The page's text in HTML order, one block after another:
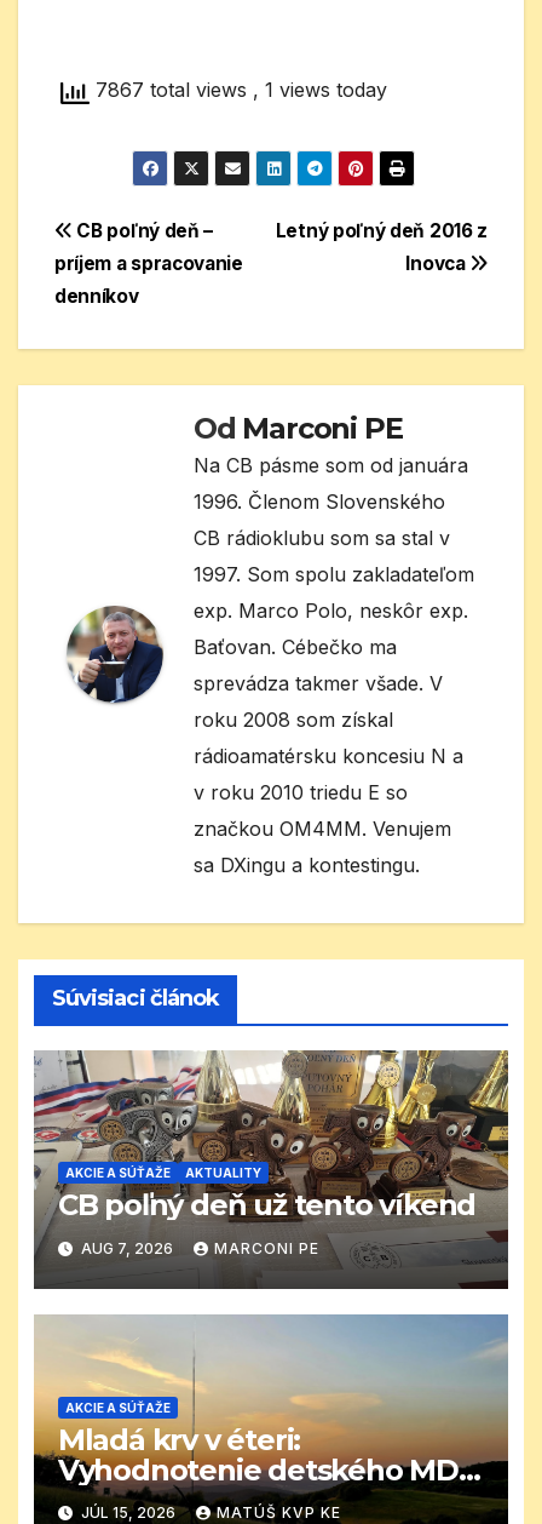
7867 total views , 1 views today
Navigácia
v
článku
Letný poľný deň 2016 z
Inovca
CB poľný deň –
príjem a spracovanie
denníkov
Od Marconi PE
Na CB pásme som od januára
1996. Členom Slovenského
CB rádioklubu som sa stal v
1997. Som spolu zakladateľom
exp. Marco Polo, neskôr exp.
Baťovan. Cébečko ma
sprevádza takmer všade. V
roku 2008 som získal
rádioamatérsku koncesiu N a
v roku 2010 triedu E so
značkou OM4MM. Venujem
sa DXingu a kontestingu.
Súvisiaci článok
AKCIE A SÚŤAŽE AKTUALITY
CB poľný deň už tento víkend
AUG 7, 2026 MARCONI PE
AKCIE A SÚŤAŽE
Mladá krv v éteri:
Vyhodnotenie detského MDD
CB závodu
JÚL 15, 2026 MATÚŠ KVP KE